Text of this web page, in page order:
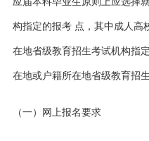
构指定的报考 点，其中成人高
在地省级教育招生考试机构指
在地或户籍所在地省级教育招
（一）网上报名要求